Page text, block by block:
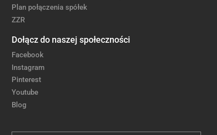
Plan połączenia spółek
ZZR
Dołącz do naszej społeczności
Facebook
Instagram
Pinterest
Youtube
Blog